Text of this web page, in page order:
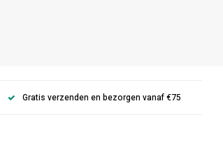
Gratis verzenden en bezorgen vanaf €75